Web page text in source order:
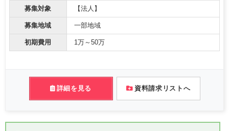
募集対象 【法人】
募集地域 一部地域
初期費用 1万～50万
詳細を見る 資料請求リストへ